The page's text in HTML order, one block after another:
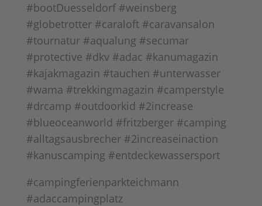
#bootDuesseldorf #weinsberg
#globetrotter #caraloft #caravansalon
#tournatur #aqualung #secumar
#protective #dkv #adac #kanumagazin
#kajakmagazin #tauchen #unterwasser
#wama #trekkingmagazin #camperstyle
#drcamp #outdoorkid #2increase
#blueoceanworld #fritzberger #camping
#alltagsausbrecher #2increaseinaction
#kanuscamping #entdeckewassersport
#campingferienparkteichmann
#adaccampingplatz